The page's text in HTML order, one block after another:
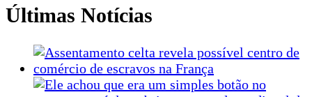
Últimas Notícias